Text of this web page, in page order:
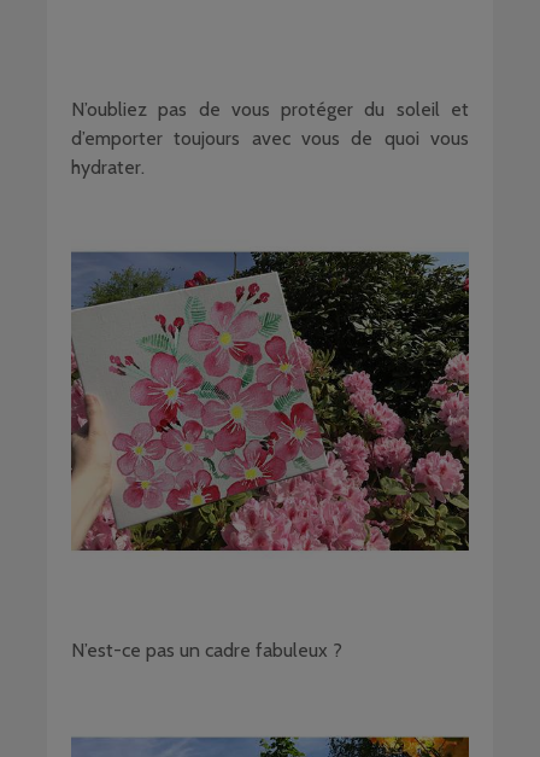
N’oubliez pas de vous protéger du soleil et
d’emporter toujours avec vous de quoi vous
hydrater.
N’est-ce pas un cadre fabuleux ?